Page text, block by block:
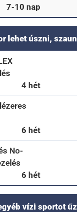
7-10 nap
lehet úszni,
4 hét
6 hét
No-
6 hét
vízi sportot